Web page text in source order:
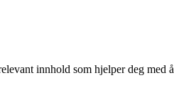
innhold som hjelper deg med